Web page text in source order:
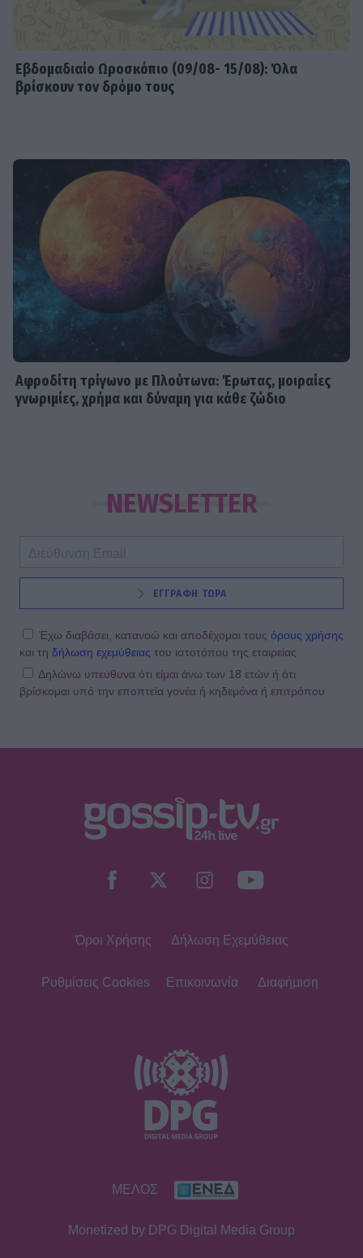
Εβδομαδιαίo Ωροσκόπιο (09/08- 15/08): Όλα
βρίσκουν τον δρόμο τους
Αφροδίτη τρίγωνο με Πλούτωνα: Έρωτας, μοιραίες
γνωριμίες, χρήμα και δύναμη για κάθε ζώδιο
NEWSLETTER
ΕΓΓΡΑΦΗ ΤΩΡΑ
Έχω διαβάσει, κατανοώ και αποδέχομαι τους όρους χρήσης
και τη δήλωση εχεμύθειας του ιστοτόπου της εταιρείας
Δηλώνω υπεύθυνα ότι είμαι άνω των 18 ετών ή ότι
βρίσκομαι υπό την εποπτεία γονέα ή κηδεμόνα ή επιτρόπου
Όροι Χρήσης Δήλωση Εχεμύθειας
Ρυθμίσεις Cookies Επικοινωνία Διαφήμιση
ΜΕΛΟΣ
Monetized by DPG Digital Media Group